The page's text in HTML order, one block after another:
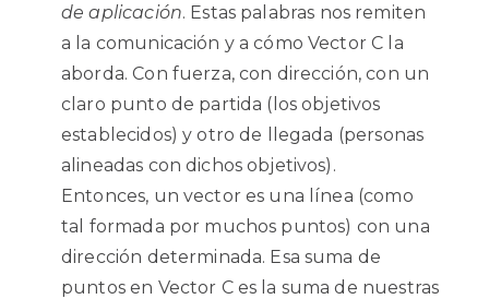
de aplicación. Estas palabras nos remiten
a la comunicación y a cómo Vector C la
aborda. Con fuerza, con dirección, con un
claro punto de partida (los objetivos
establecidos) y otro de llegada (personas
alineadas con dichos objetivos).
Entonces, un vector es una línea (como
tal formada por muchos puntos) con una
dirección determinada. Esa suma de
puntos en Vector C es la suma de nuestras